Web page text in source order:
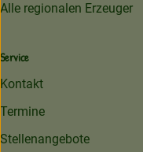
Alle regionalen Erzeuger
Service
Kontakt
Termine
Stellenangebote